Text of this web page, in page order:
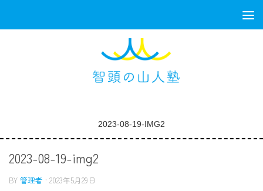
2023-08-19-IMG2
2023-08-19-img2
BY 管理者 · 2023年5月29日